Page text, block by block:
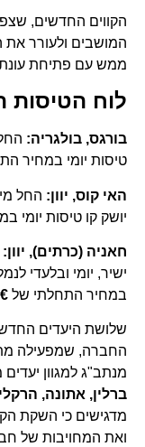
הקווים החדשים,
המושבים ולעורר את
ממש עם פתיחת עונת
לוח הטיסות
בורגס, בולגריה:
טיסות יומי במחיר
האי קוס, יוון:
יושק קו טיסות יומי
חאניה (כרתים), יוון:
ישיר, יומי ובלעדי
במחיר התחלתי של122€
שלושת היעדים
החברה, שמפעילה
מנתב"ג למגוון יעדים
ברלין, אתונה,
מדגישים כי השקת
ואת המחויבות של